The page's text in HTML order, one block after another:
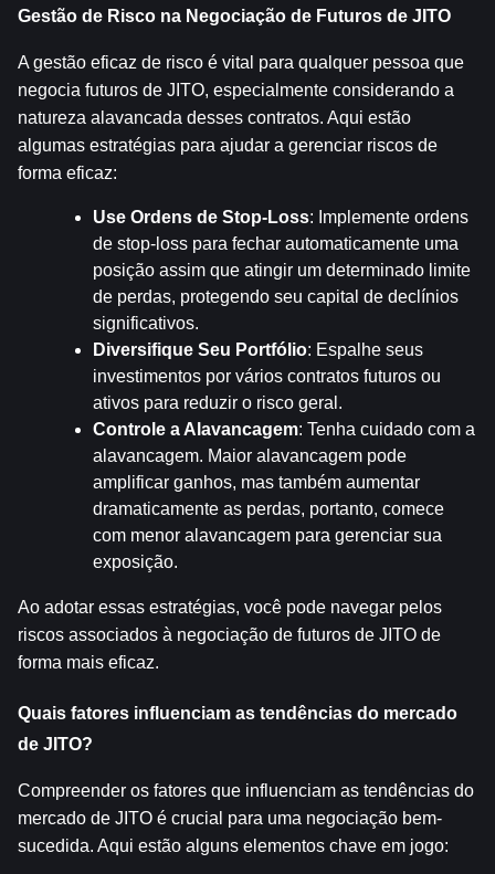
Gestão de Risco na Negociação de Futuros de JITO
A gestão eficaz de risco é vital para qualquer pessoa que
negocia futuros de JITO, especialmente considerando a
natureza alavancada desses contratos. Aqui estão
algumas estratégias para ajudar a gerenciar riscos de
forma eficaz:
Use Ordens de Stop-Loss: Implemente ordens
de stop-loss para fechar automaticamente uma
posição assim que atingir um determinado limite
de perdas, protegendo seu capital de declínios
significativos.
Diversifique Seu Portfólio: Espalhe seus
investimentos por vários contratos futuros ou
ativos para reduzir o risco geral.
Controle a Alavancagem: Tenha cuidado com a
alavancagem. Maior alavancagem pode
amplificar ganhos, mas também aumentar
dramaticamente as perdas, portanto, comece
com menor alavancagem para gerenciar sua
exposição.
Ao adotar essas estratégias, você pode navegar pelos
riscos associados à negociação de futuros de JITO de
forma mais eficaz.
Quais fatores influenciam as tendências do mercado
de JITO?
Compreender os fatores que influenciam as tendências do
mercado de JITO é crucial para uma negociação bem-
sucedida. Aqui estão alguns elementos chave em jogo: